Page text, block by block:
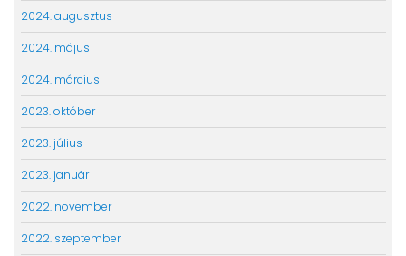
2024. augusztus
2024. május
2024. március
2023. október
2023. július
2023. január
2022. november
2022. szeptember